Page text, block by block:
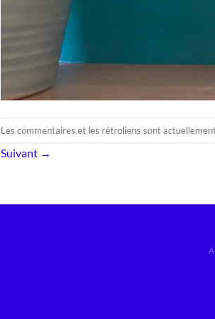
Les commentaires et les rétroliens sont
Suivant →